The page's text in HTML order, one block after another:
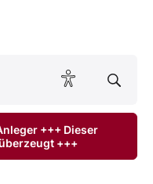
ONLINE lesen
+++ Dieser
+++